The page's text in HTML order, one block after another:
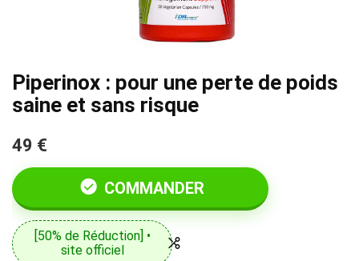
Piperinox : pour une perte de poids
saine et sans risque
49 €
COMMANDER
[50% de Réduction] •
site officiel